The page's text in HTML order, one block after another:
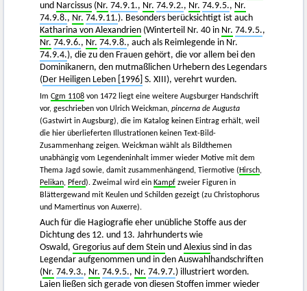
und Narcissus (Nr. 74.9.1., Nr. 74.9.2., Nr. 74.9.5., Nr.
74.9.8., Nr. 74.9.11.). Besonders berücksichtigt ist auch
Katharina von Alexandrien (Winterteil Nr. 40 in Nr. 74.9.5.,
Nr. 74.9.6., Nr. 74.9.8., auch als Reimlegende in Nr.
74.9.4.), die zu den Frauen gehört, die vor allem bei den
Dominikanern, den mutmaßlichen Urhebern des Legendars
(Der Heiligen Leben [1996] S. XIII), verehrt wurden.
Im Cgm 1108 von 1472 liegt eine weitere Augsburger Handschrift
vor, geschrieben von Ulrich Weickman, pincerna de Augusta
(Gastwirt in Augsburg), die im Katalog keinen Eintrag erhält, weil
die hier überlieferten Illustrationen keinen Text-Bild-
Zusammenhang zeigen. Weickman wählt als Bildthemen
unabhängig vom Legendeninhalt immer wieder Motive mit dem
Thema Jagd sowie, damit zusammenhängend, Tiermotive ( Hirsch,
Pelikan, Pferd). Zweimal wird ein Kampf zweier Figuren in
Blättergewand mit Keulen und Schilden gezeigt (zu Christophorus
und Mamertinus von Auxerre).
Auch für die Hagiografie eher unübliche Stoffe aus der
Dichtung des 12. und 13. Jahrhunderts wie
Oswald, Gregorius auf dem Stein und Alexius sind in das
Legendar aufgenommen und in den Auswahlhandschriften
(Nr. 74.9.3., Nr. 74.9.5., Nr. 74.9.7.) illustriert worden.
Laien ließen sich gerade von diesen Stoffen immer wieder